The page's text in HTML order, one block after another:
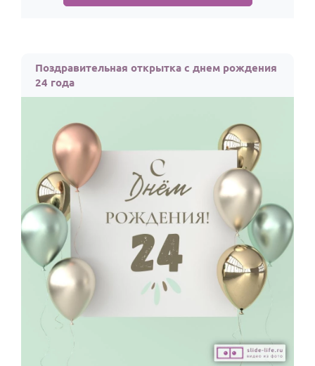
Поздравительная открытка с днем рождения
24 года